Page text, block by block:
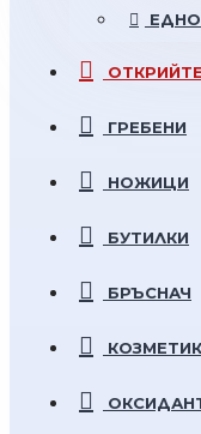
ОТКРИЙТЕ
ГРЕБЕНИ
НОЖИЦИ
БУТИЛКИ
БРЪСНАЧ